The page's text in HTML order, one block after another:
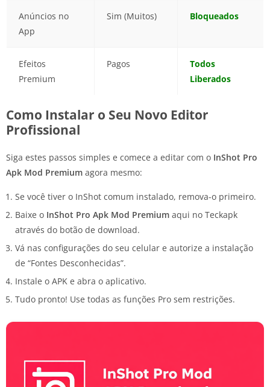
Anúncios no
App
Sim (Muitos) Bloqueados
Efeitos
Premium
Pagos
Todos
Liberados
Como Instalar o Seu Novo Editor
Profissional
Siga estes passos simples e comece a editar com o InShot Pro
Apk Mod Premium agora mesmo:
Se você tiver o InShot comum instalado, remova-o primeiro.
Baixe o InShot Pro Apk Mod Premium aqui no Teckapk
através do botão de download.
Vá nas configurações do seu celular e autorize a instalação
de “Fontes Desconhecidas”.
Instale o APK e abra o aplicativo.
Tudo pronto! Use todas as funções Pro sem restrições.